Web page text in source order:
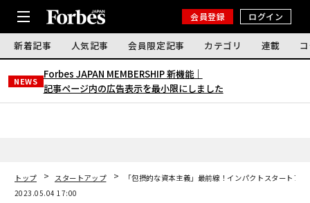
会員登録 ログイン
新着記事 人気記事 会員限定記事 カテゴリ 連載
NEWS
Forbes JAPAN MEMBERSHIP 新機能｜
記事ページ内の広告表示を最小限にしました
トップ スタートアップ
「包摂的な資本主義」最前線！インパクトスタートア
2023.05.04 17:00